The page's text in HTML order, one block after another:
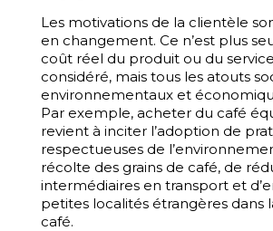
Les motivations de la clientèle
en changement. Ce n’est plus
coût réel du produit ou du
considéré, mais tous les atouts
environnementaux et
Par exemple, acheter du café
revient à inciter l’adoption de
respectueuses de
récolte des grains de café, de
intermédiaires en transport et
petites localités étrangères dans
café.